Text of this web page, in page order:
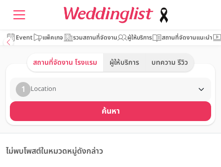
Event แพ็คเกจ รวมสถานที่จัดงาน ผู้ให้บริการ สถานที่จัดงานแนะนำ
สถานที่จัดงาน โรงแรม ผู้ให้บริการ บทความ รีวิว
1 Location
ค้นหา
ไม่พบโพสต์ในหมวดหมู่ดังกล่าว